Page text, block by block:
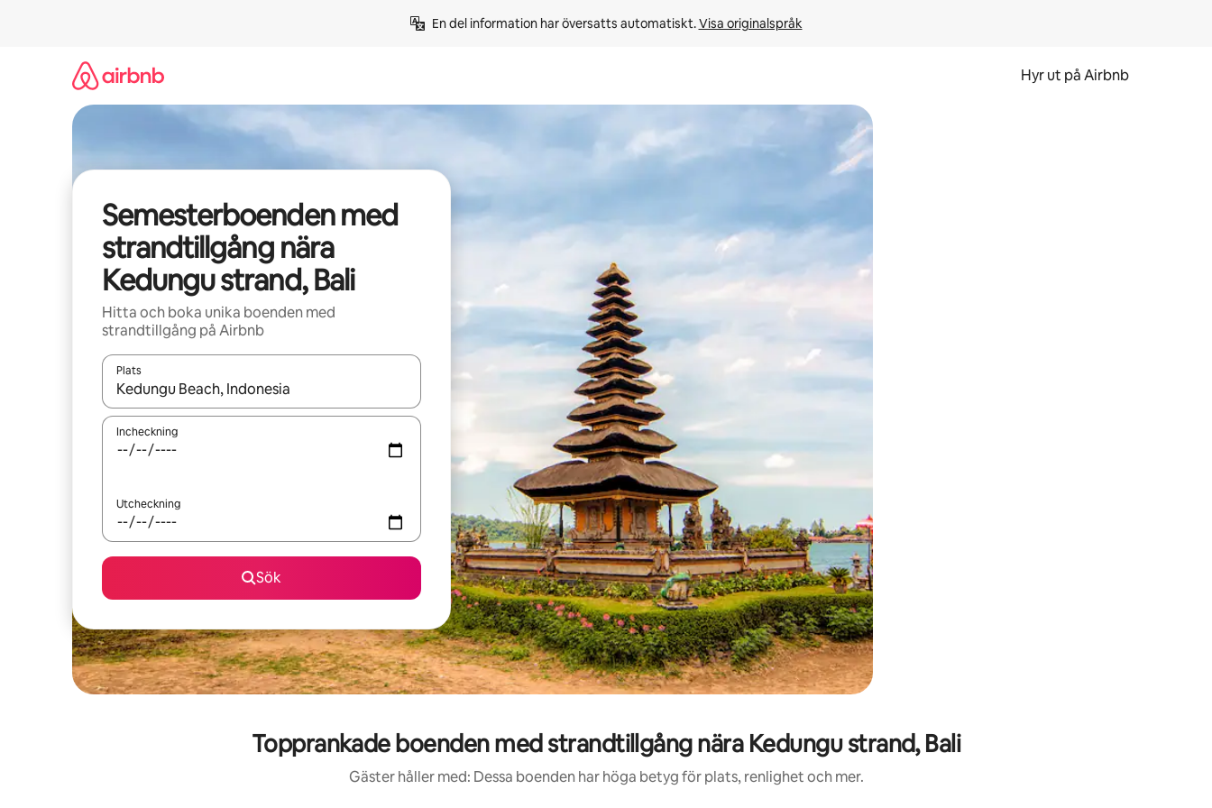
En del information har översatts automatiskt. Visa originalspråk
Hyr ut på Airbnb
Semesterboenden med
strandtillgång nära
Kedungu strand, Bali
Hitta och boka unika boenden med
strandtillgång på Airbnb
Plats
När resultaten är tillgängliga kan du navigera med upp- och nedåtpilarna eller utforska genom att trycka eller svepa.
Incheckning
Utcheckning
Sök
Topprankade boenden med strandtillgång nära Kedungu strand, Bali
Gäster håller med: Dessa boenden har höga betyg för plats, renlighet och mer.